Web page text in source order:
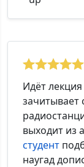
Идёт
зачитывает
выходит из
студент
наугад